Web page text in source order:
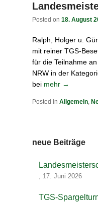
Posted on 18. August
Ralph, Holger u.
mit reiner TGS-
für die Teilnahme
NRW in der
bei mehr →
Posted in Allgemein,
neue Beiträge
, 17. Juni 2026
TGS-